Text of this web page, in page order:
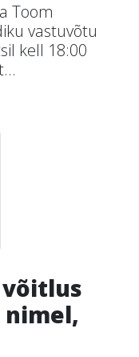
Toom
vastuvõtu
kell 18:00
võitlus
nimel,